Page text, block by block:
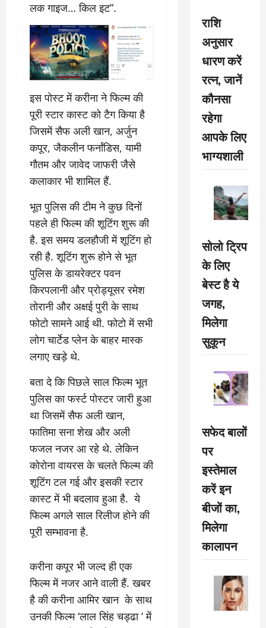
लक गाइज… किल इट”.
इस पोस्ट में करीना ने फिल्म की
पूरी स्टार कास्ट को टैग किया है
जिसमें सैफ अली खान, अर्जुन
कपूर, जैकलीन फर्नांडिस, यामी
गौतम और जावेद जाफरी जैसे
कलाकार भी शामिल हैं.
भूत पुलिस की टीम ने कुछ दिनों
पहले ही फिल्म की शूटिंग शुरू की
है. इस समय डलहौजी में शूटिंग हो
रही है. शूटिंग शुरू होने से भूत
पुलिस के डायरेक्टर पवन
किरपलानी और प्रोड्यूसर रमेश
तोरानी और अक्षई पुरी के साथ
फोटो सामने आई थी. फोटो में सभी
लोग चार्टेड प्लेन के बाहर मास्क
लगाए खड़े थे.
बता दे कि पिछले साल फिल्म भूत
पुलिस का फर्स्ट पोस्टर जारी हुआ
था जिसमें सैफ अली खान,
फातिमा सना शेख और अली
फजल नजर आ रहे थे. लेकिन
कोरोना वायरस के चलते फिल्म की
शूटिंग टल गई और इसकी स्टार
कास्ट में भी बदलाव हुआ है. ये
फिल्म अगले साल रिलीज होने की
पूरी सम्भावना है.
करीना कपूर भी जल्द ही एक
फिल्म में नजर आने वाली हैं. खबर
है की करीना आमिर खान के साथ
उनकी फिल्म ‘लाल सिंह चड्ढा ‘ में
राशि
अनुसार
धारण करें
रत्न, जानें
कौनसा
रहेगा
आपके लिए
भाग्यशाली
सोलो ट्रिप
के लिए
बेस्ट है ये
जगह,
मिलेगा
सुकून
सफेद बालों
पर
इस्तेमाल
करें इन
बीजों का,
मिलेगा
कालापन